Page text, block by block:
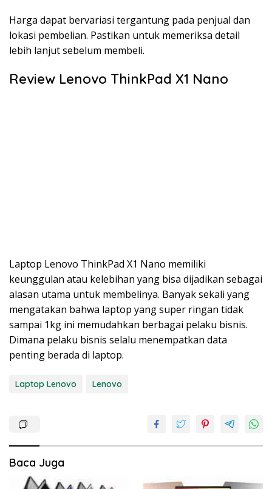
Harga dapat bervariasi tergantung pada penjual dan
lokasi pembelian. Pastikan untuk memeriksa detail
lebih lanjut sebelum membeli.
Review Lenovo ThinkPad X1 Nano
Laptop Lenovo ThinkPad X1 Nano memiliki
keunggulan atau kelebihan yang bisa dijadikan sebagai
alasan utama untuk membelinya. Banyak sekali yang
mengatakan bahwa laptop yang super ringan tidak
sampai 1kg ini memudahkan berbagai pelaku bisnis.
Dimana pelaku bisnis selalu menempatkan data
penting berada di laptop.
Laptop Lenovo Lenovo
Baca Juga